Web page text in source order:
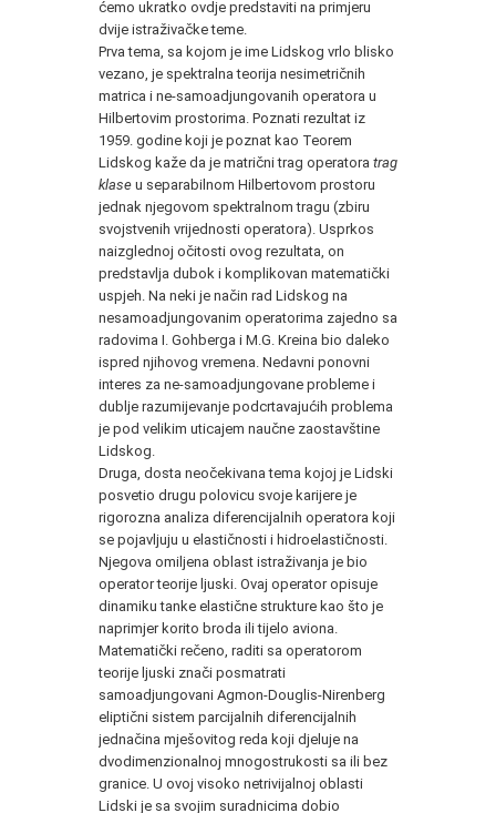
ćemo ukratko ovdje predstaviti na primjeru
dvije istraživačke teme.
Prva tema, sa kojom je ime Lidskog vrlo blisko
vezano, je spektralna teorija nesimetričnih
matrica i ne-samoadjungovanih operatora u
Hilbertovim prostorima. Poznati rezultat iz
1959. godine koji je poznat kao Teorem
Lidskog kaže da je matrični trag operatora trag
klase u separabilnom Hilbertovom prostoru
jednak njegovom spektralnom tragu (zbiru
svojstvenih vrijednosti operatora). Usprkos
naizglednoj očitosti ovog rezultata, on
predstavlja dubok i komplikovan matematički
uspjeh. Na neki je način rad Lidskog na
nesamoadjungovanim operatorima zajedno sa
radovima I. Gohberga i M.G. Kreina bio daleko
ispred njihovog vremena. Nedavni ponovni
interes za ne-samoadjungovane probleme i
dublje razumijevanje podcrtavajućih problema
je pod velikim uticajem naučne zaostavštine
Lidskog.
Druga, dosta neočekivana tema kojoj je Lidski
posvetio drugu polovicu svoje karijere je
rigorozna analiza diferencijalnih operatora koji
se pojavljuju u elastičnosti i hidroelastičnosti.
Njegova omiljena oblast istraživanja je bio
operator teorije ljuski. Ovaj operator opisuje
dinamiku tanke elastične strukture kao što je
naprimjer korito broda ili tijelo aviona.
Matematički rečeno, raditi sa operatorom
teorije ljuski znači posmatrati
samoadjungovani Agmon-Douglis-Nirenberg
eliptični sistem parcijalnih diferencijalnih
jednačina mješovitog reda koji djeluje na
dvodimenzionalnoj mnogostrukosti sa ili bez
granice. U ovoj visoko netrivijalnoj oblasti
Lidski je sa svojim suradnicima dobio